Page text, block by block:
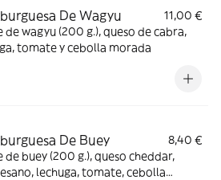
De Wagyu
11,00 €
de wagyu (200 g.), queso de cabra,
tomate y cebolla morada
De Buey
8,40 €
de buey (200 g.), queso cheddar,
lechuga, tomate, cebolla